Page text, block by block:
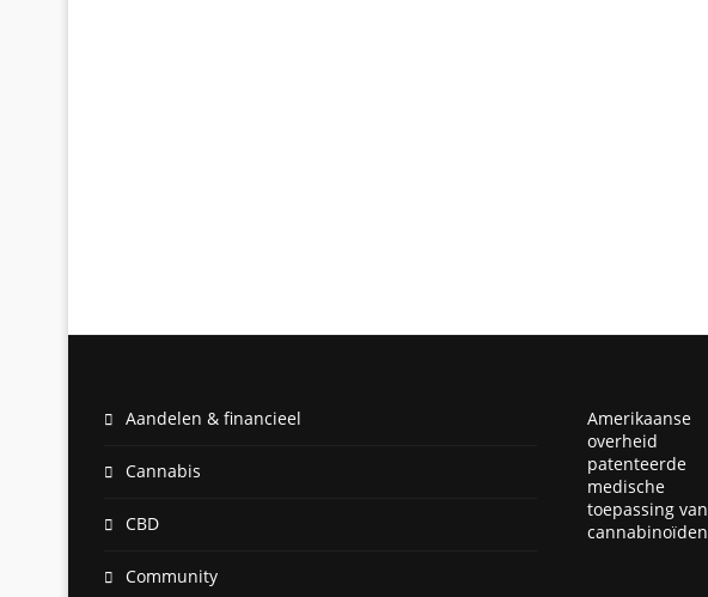
Aandelen & financieel
Cannabis
CBD
Community
Amerikaanse
overheid
patenteerde
medische
toepassing van
cannabinoïden